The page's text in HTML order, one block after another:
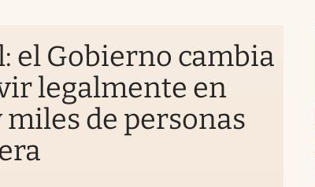
el Gobierno cambia
legalmente en
de personas